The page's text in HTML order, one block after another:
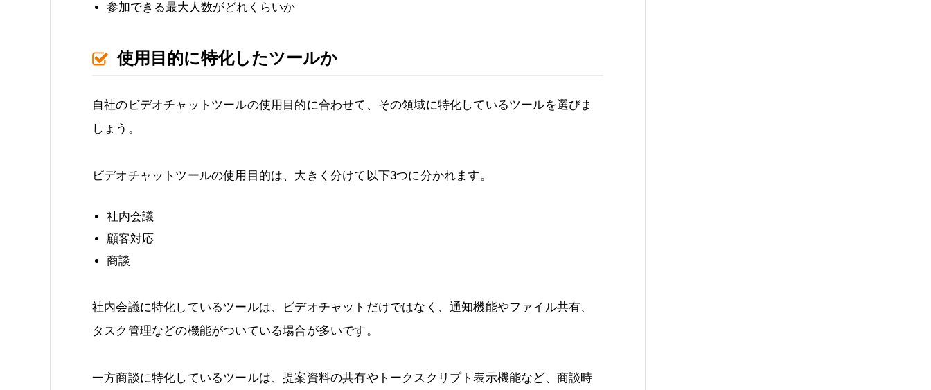
参加できる最大人数がどれくらいか
使用目的に特化したツールか
自社のビデオチャットツールの使用目的に合わせて、その領域に特化しているツールを選びま
しょう。
ビデオチャットツールの使用目的は、大きく分けて以下3つに分かれます。
社内会議
顧客対応
商談
社内会議に特化しているツールは、ビデオチャットだけではなく、通知機能やファイル共有、
タスク管理などの機能がついている場合が多いです。
一方商談に特化しているツールは、提案資料の共有やトークスクリプト表示機能など、商談時